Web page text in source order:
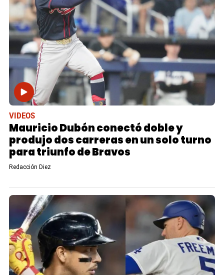
VIDEOS
Mauricio Dubón conectó doble y
produjo dos carreras en un solo turno
para triunfo de Bravos
Redacción Diez